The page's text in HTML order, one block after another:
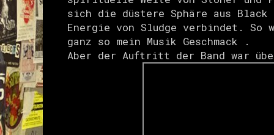
sich die düstere Sphäre aus
Energie von Sludge verbindet. So
ganz so mein Musik Geschmack .
Aber der Auftritt der Band war